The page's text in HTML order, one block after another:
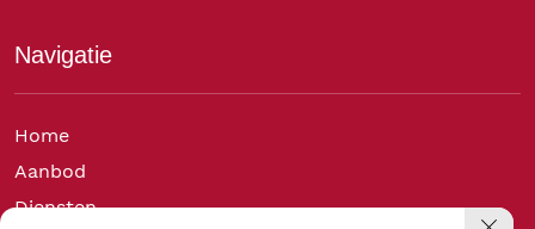
Navigatie
Home
Aanbod
Diensten